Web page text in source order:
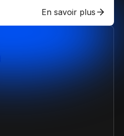
En savoir plus